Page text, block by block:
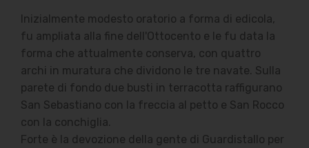
Inizialmente modesto oratorio a forma di edicola,
fu ampliata alla fine dell'Ottocento e le fu data la
forma che attualmente conserva, con quattro
archi in muratura che dividono le tre navate. Sulla
parete di fondo due busti in terracotta raffigurano
San Sebastiano con la freccia al petto e San Rocco
con la conchiglia.
Forte è la devozione della gente di Guardistallo per